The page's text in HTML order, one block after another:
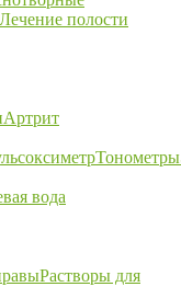
Лечение полости
Артрит
Тонометры
вода
Растворы для